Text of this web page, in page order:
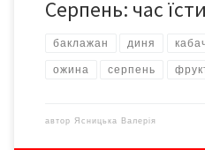
Серпень: час
баклажан диня
ожина серпень
автор Ясницька Валерія